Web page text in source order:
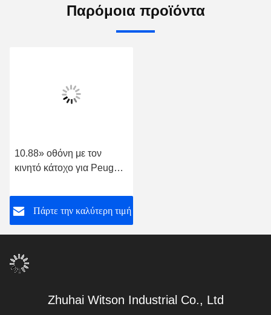
Παρόμοια προϊόντα
10.88» οθόνη με τον
κινητό κάτοχο για Peugeot
συγκρότημα πολυμέσων
2011-2018
Πάρτε την καλύτερη τιμή
Zhuhai Witson Industrial Co., Ltd